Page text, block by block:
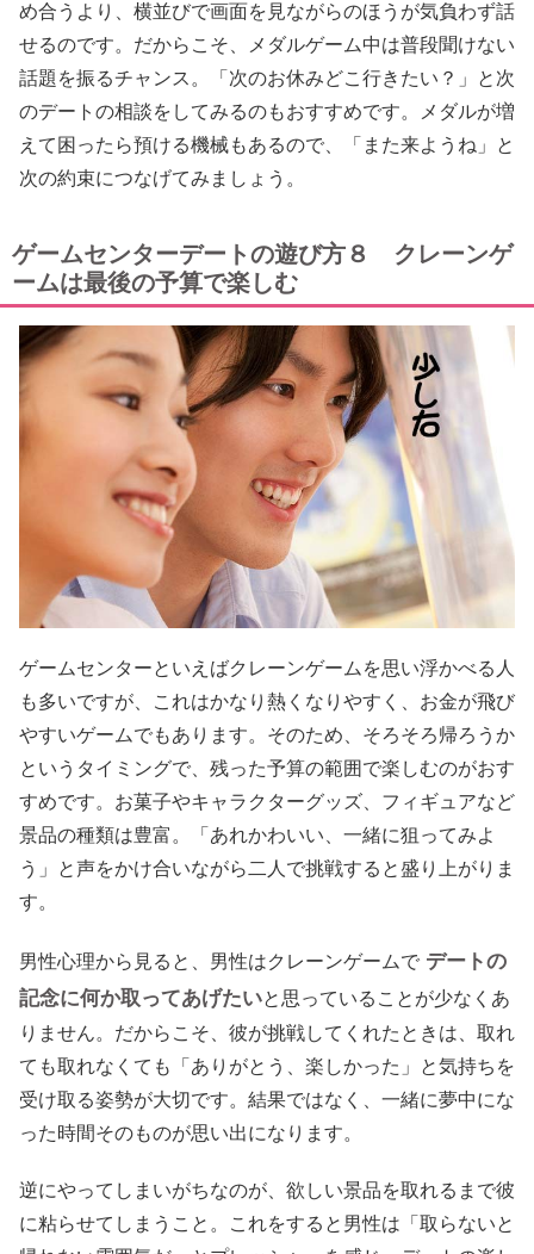
め合うより、横並びで画面を見ながらのほうが気負わず話
せるのです。だからこそ、メダルゲーム中は普段聞けない
話題を振るチャンス。「次のお休みどこ行きたい？」と次
のデートの相談をしてみるのもおすすめです。メダルが増
えて困ったら預ける機械もあるので、「また来ようね」と
次の約束につなげてみましょう。
ゲームセンターデートの遊び方８ クレーンゲ
ームは最後の予算で楽しむ
ゲームセンターといえばクレーンゲームを思い浮かべる人
も多いですが、これはかなり熱くなりやすく、お金が飛び
やすいゲームでもあります。そのため、そろそろ帰ろうか
というタイミングで、残った予算の範囲で楽しむのがおす
すめです。お菓子やキャラクターグッズ、フィギュアなど
景品の種類は豊富。「あれかわいい、一緒に狙ってみよ
う」と声をかけ合いながら二人で挑戦すると盛り上がりま
す。
男性心理から見ると、男性はクレーンゲームで デートの
記念に何か取ってあげたいと思っていることが少なくあ
りません。だからこそ、彼が挑戦してくれたときは、取れ
ても取れなくても「ありがとう、楽しかった」と気持ちを
受け取る姿勢が大切です。結果ではなく、一緒に夢中にな
った時間そのものが思い出になります。
逆にやってしまいがちなのが、欲しい景品を取れるまで彼
に粘らせてしまうこと。これをすると男性は「取らないと